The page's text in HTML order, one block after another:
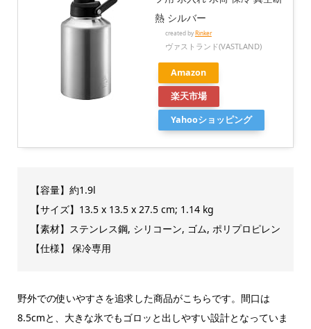
熱 シルバー
created by Rinker
ヴァストランド(VASTLAND)
Amazon
楽天市場
Yahooショッピング
【容量】約1.9l
【サイズ】13.5 x 13.5 x 27.5 cm; 1.14 kg
【素材】ステンレス鋼, シリコーン, ゴム, ポリプロピレン
【仕様】 保冷専用
野外での使いやすさを追求した商品がこちらです。間口は
8.5cmと、大きな氷でもゴロッと出しやすい設計となっていま